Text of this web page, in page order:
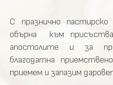
С празнично
обърна към
апостолите и за
благодатна
приемем и запазим